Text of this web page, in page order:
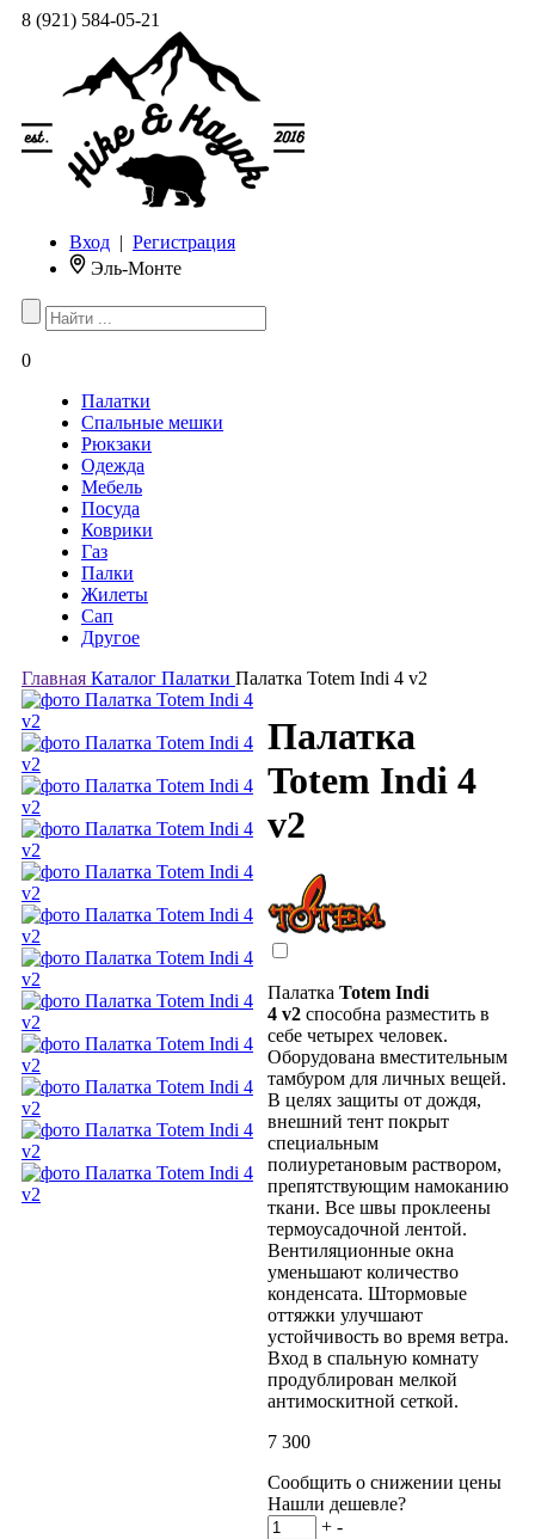
8 (921) 584-05-21
Вход | Регистрация
Эль-Монте
0
Палатки
Спальные мешки
Рюкзаки
Одежда
Мебель
Посуда
Коврики
Газ
Палки
Жилеты
Сап
Другое
Главная Каталог Палатки Палатка Totem Indi 4 v2
Палатка
Totem Indi 4
v2
Палатка Totem Indi
4 v2 способна разместить в
себе четырех человек.
Оборудована вместительным
тамбуром для личных вещей.
В целях защиты от дождя,
внешний тент покрыт
специальным
полиуретановым раствором,
препятствующим намоканию
ткани. Все швы проклеены
термоусадочной лентой.
Вентиляционные окна
уменьшают количество
конденсата. Штормовые
оттяжки улучшают
устойчивость во время ветра.
Вход в спальную комнату
продублирован мелкой
антимоскитной сеткой.
7 300
Сообщить о снижении цены
Нашли дешевле?
+ -